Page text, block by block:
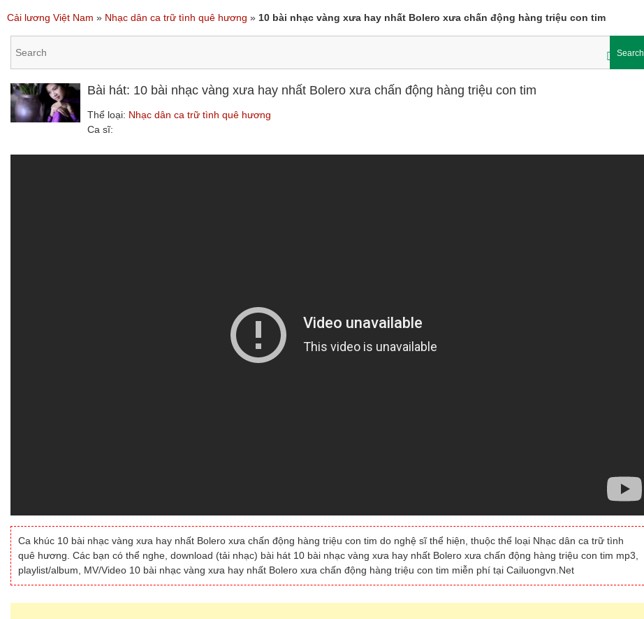
Cải lương Việt Nam » Nhạc dân ca trữ tình quê hương » 10 bài nhạc vàng xưa hay nhất Bolero xưa chấn động hàng triệu con tim
Search
Bài hát: 10 bài nhạc vàng xưa hay nhất Bolero xưa chấn động hàng triệu con tim
Thể loại: Nhạc dân ca trữ tình quê hương
Ca sĩ:
Ca khúc 10 bài nhạc vàng xưa hay nhất Bolero xưa chấn động hàng triệu con tim do nghệ sĩ thể hiện, thuộc thể loại Nhạc dân ca trữ tình
quê hương. Các bạn có thể nghe, download (tải nhạc) bài hát 10 bài nhạc vàng xưa hay nhất Bolero xưa chấn động hàng triệu con tim mp3,
playlist/album, MV/Video 10 bài nhạc vàng xưa hay nhất Bolero xưa chấn động hàng triệu con tim miễn phí tại Cailuongvn.Net